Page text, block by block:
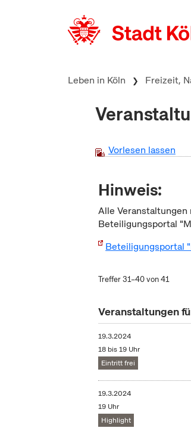
Leben in Köln Freizeit,
Vorlesen lassen
Hinweis:
Alle
Beteiligungsportal
Beteiligungsportal
Treffer 31–40 von 41
Veranstaltungen
19.3.2024
18 bis 19 Uhr
Eintritt frei
19.3.2024
19 Uhr
Highlight